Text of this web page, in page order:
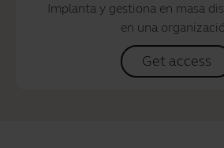
Implanta y gestiona en masa
en una
Get access